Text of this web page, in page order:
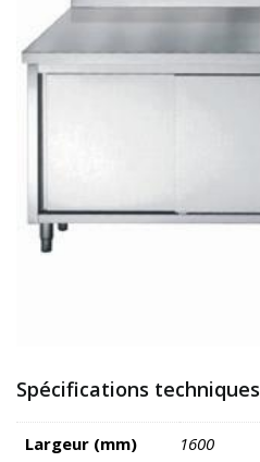
Spécifications techniques
Largeur (mm)
1600